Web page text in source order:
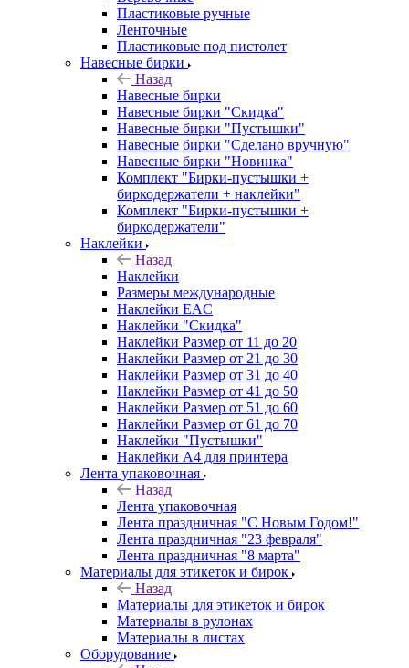
Пластиковые ручные
Ленточные
Пластиковые под пистолет
Навесные бирки
Назад
Навесные бирки
Навесные бирки "Скидка"
Навесные бирки "Пустышки"
Навесные бирки "Сделано вручную"
Навесные бирки "Новинка"
Комплект "Бирки-пустышки +
биркодержатели + наклейки"
Комплект "Бирки-пустышки +
биркодержатели"
Наклейки
Назад
Наклейки
Размеры международные
Наклейки EAC
Наклейки "Скидка"
Наклейки Размер от 11 до 20
Наклейки Размер от 21 до 30
Наклейки Размер от 31 до 40
Наклейки Размер от 41 до 50
Наклейки Размер от 51 до 60
Наклейки Размер от 61 до 70
Наклейки "Пустышки"
Наклейки А4 для принтера
Лента упаковочная
Назад
Лента упаковочная
Лента праздничная "С Новым Годом!"
Лента праздничная "23 февраля"
Лента праздничная "8 марта"
Материалы для этикеток и бирок
Назад
Материалы для этикеток и бирок
Материалы в рулонах
Материалы в листах
Оборудование